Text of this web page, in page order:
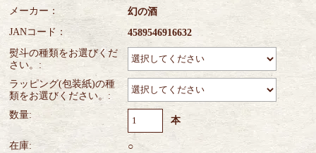
メーカー：
幻の酒
JANコード：
4589546916632
熨斗の種類をお選びくだ
さい。:
ラッピング(包装紙)の種
類をお選びください。:
数量:
本
在庫: ○